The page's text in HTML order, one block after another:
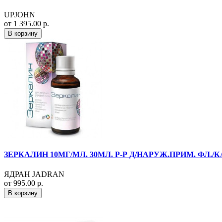
UPJOHN
от 1 395.00 р.
В корзину
ЗЕРКАЛИН 10МГ/МЛ. 30МЛ. Р-Р Д/НАРУЖ.ПРИМ. ФЛ./
ЯДРАН JADRAN
от 995.00 р.
В корзину